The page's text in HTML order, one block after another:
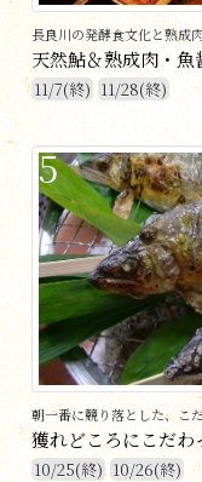
長良川の発酵食文化と熟成
天然鮎＆熟成肉・
11/7(終) 11/28(終)
5
朝一番に競り落とした、こ
獲れどころにこだわ
10/25(終) 10/26(終)